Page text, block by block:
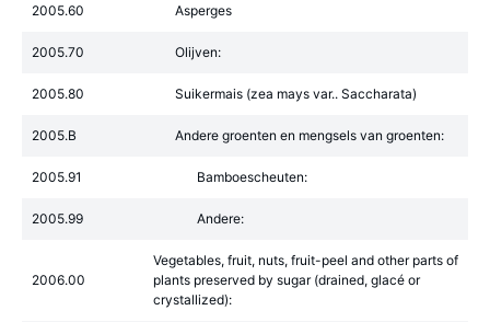
2005.60 Asperges
2005.70 Olijven:
2005.80 Suikermais (zea mays var.. Saccharata)
2005.B Andere groenten en mengsels van groenten:
2005.91 Bamboescheuten:
2005.99 Andere:
2006.00
Vegetables, fruit, nuts, fruit-peel and other parts of
plants preserved by sugar (drained, glacé or
crystallized):